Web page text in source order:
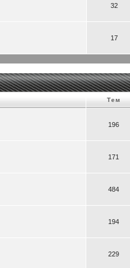
всего понапихано...
новой электрички...
32
17
Тем
196
171
484
194
229